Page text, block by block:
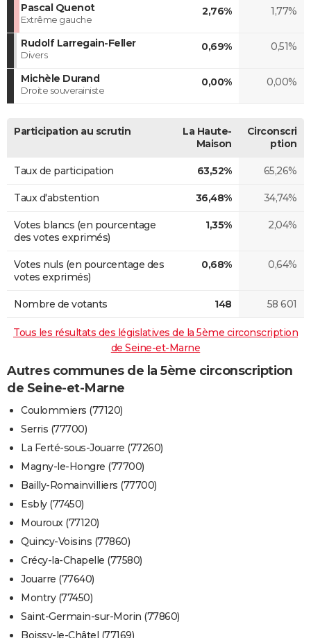
Pascal Quenot
Extrême gauche
2,76% 1,77%
Rudolf Larregain-Feller
Divers
0,69% 0,51%
Michèle Durand
Droite souverainiste
0,00% 0,00%
Participation au scrutin
La Haute-
Maison
Circonscri
ption
Taux de participation 63,52% 65,26%
Taux d'abstention 36,48% 34,74%
Votes blancs (en pourcentage
des votes exprimés)
1,35% 2,04%
Votes nuls (en pourcentage des
votes exprimés)
0,68% 0,64%
Nombre de votants 148 58 601
Tous les résultats des législatives de la 5ème circonscription
de Seine-et-Marne
Autres communes de la 5ème circonscription
de Seine-et-Marne
Coulommiers (77120)
Serris (77700)
La Ferté-sous-Jouarre (77260)
Magny-le-Hongre (77700)
Bailly-Romainvilliers (77700)
Esbly (77450)
Mouroux (77120)
Quincy-Voisins (77860)
Crécy-la-Chapelle (77580)
Jouarre (77640)
Montry (77450)
Saint-Germain-sur-Morin (77860)
Boissy-le-Châtel (77169)